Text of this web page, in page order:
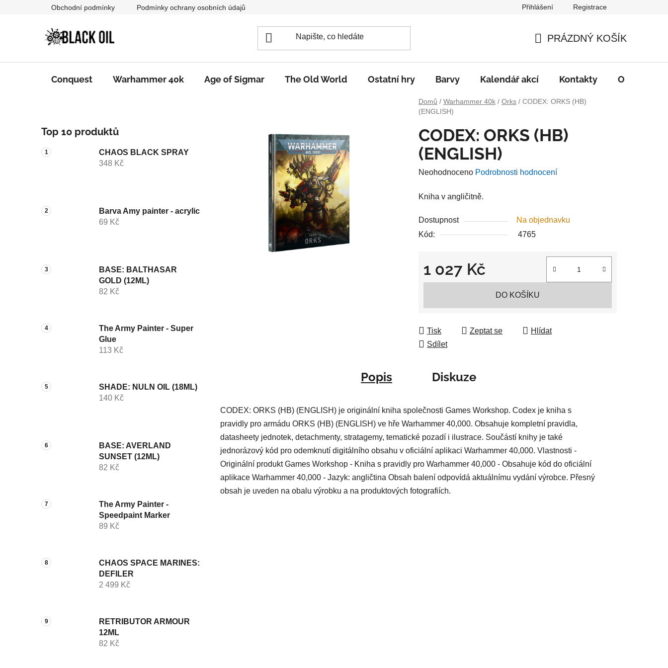
Obchodní podmínky Podmínky ochrany osobních údajů Přihlášení Registrace
KOŠÍK
PRÁZDNÝ KOŠÍK
Conquest Warhammer 40k Age of Sigmar The Old World Ostatní hry Barvy Kalendář akcí Kontakty O nás
Domů / Warhammer 40k / Orks / CODEX: ORKS (HB)
(ENGLISH)
o
s
t
n
n
e
Top 10 produktů
CHAOS BLACK SPRAY
348 Kč
Barva Amy painter - acrylic
69 Kč
BASE: BALTHASAR
GOLD (12ML)
82 Kč
The Army Painter - Super
Glue
113 Kč
SHADE: NULN OIL (18ML)
140 Kč
BASE: AVERLAND
SUNSET (12ML)
82 Kč
The Army Painter -
Speedpaint Marker
89 Kč
CHAOS SPACE MARINES:
DEFILER
2 499 Kč
RETRIBUTOR ARMOUR
12ML
82 Kč
CODEX: ORKS (HB)
(ENGLISH)
Průměrné
produktu
0,0
z
hvězdiček.
Neohodnoceno Podrobnosti hodnocení
Kniha v angličitně.
Dostupnost
Na objednavku
Kód:
4765
1 027 Kč
Měrná cena:
DO KOŠÍKU
Tisk Zeptat se
Hlídat
Sdílet
Popis Diskuze
CODEX: ORKS (HB) (ENGLISH) je originální kniha společnosti Games Workshop. Codex je kniha s
pravidly pro armádu ORKS (HB) (ENGLISH) ve hře Warhammer 40,000. Obsahuje kompletní pravidla,
datasheety jednotek, detachmenty, stratagemy, tematické pozadí i ilustrace. Součástí knihy je také
jednorázový kód pro odemknutí digitálního obsahu v oficiální aplikaci Warhammer 40,000. Vlastnosti -
Originální produkt Games Workshop - Kniha s pravidly pro Warhammer 40,000 - Obsahuje kód do oficiální
aplikace Warhammer 40,000 - Jazyk: angličtina Obsah balení odpovídá aktuálnímu vydání výrobce. Přesný
obsah je uveden na obalu výrobku a na produktových fotografiích.